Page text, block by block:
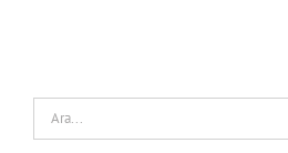
Search
for: